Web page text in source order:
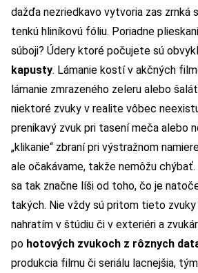
dažďa nezriedkavo vytvoria zas zrnká
tenkú hliníkovú fóliu. Poriadne
súboji? Údery ktoré počujete sú
kapusty. Lámanie kostí v akčných
lámanie zmrazeného zeleru alebo
niektoré zvuky v realite vôbec
prenikavý zvuk pri tasení meča alebo
„klikanie“ zbraní pri výstražnom
ale očakávame, takže nemôžu
sa tak značne líši od toho, čo je
takých. Nie vždy sú pritom tieto
nahratím v štúdiu či v exteriéri a
po hotových zvukoch z rôznych
produkcia filmu či seriálu lacnejšia,